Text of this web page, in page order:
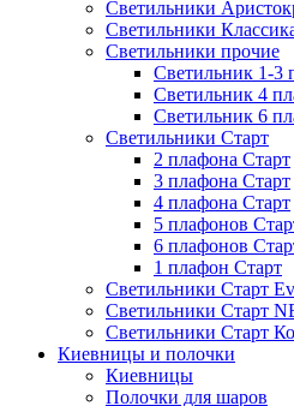
Светильники
Светильники
Светильники прочие
Светильник 1-3
Светильник 4
Светильник 6
Светильники Старт
2 плафона Старт
3 плафона Старт
4 плафона Старт
5 плафонов
6 плафонов
1 плафон Старт
Светильники Старт
Светильники Старт
Светильники Старт
Киевницы и полочки
Киевницы
Полочки для шаров